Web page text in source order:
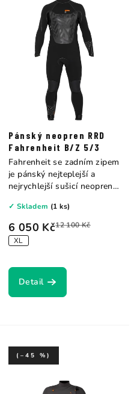
Pánský neopren RRD
Fahrenheit B/Z 5/3
6 050 Kč12 100 Kč
XL
✓ Skladem (1 ks)
Detail
Fahrenheit se zadním zipem
je pánský nejteplejší a
nejrychlejší sušicí neopren v
(–45 %)